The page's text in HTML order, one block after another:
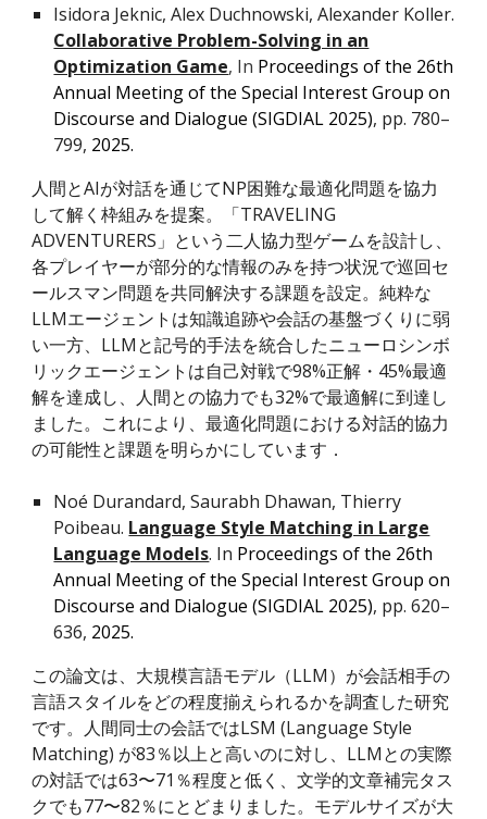
Isidora Jeknic, Alex Duchnowski, Alexander Koller.
Collaborative Problem-Solving in an
Optimization Game, In Proceedings of the 26th
Annual Meeting of the Special Interest Group on
Discourse and Dialogue (SIGDIAL 2025), pp. 780–
799, 2025.
人間とAIが対話を通じてNP困難な最適化問題を協力
して解く枠組みを提案。「TRAVELING
ADVENTURERS」という二人協力型ゲームを設計し、
各プレイヤーが部分的な情報のみを持つ状況で巡回セ
ールスマン問題を共同解決する課題を設定。純粋な
LLMエージェントは知識追跡や会話の基盤づくりに弱
い一方、LLMと記号的手法を統合したニューロシンボ
リックエージェントは自己対戦で98%正解・45%最適
解を達成し、人間との協力でも32%で最適解に到達し
ました。これにより、最適化問題における対話的協力
の可能性と課題を明らかにしています ．
Noé Durandard, Saurabh Dhawan, Thierry
Poibeau. Language Style Matching in Large
Language Models. In Proceedings of the 26th
Annual Meeting of the Special Interest Group on
Discourse and Dialogue (SIGDIAL 2025), pp. 620–
636, 2025.
この論文は、大規模言語モデル（LLM）が会話相手の
言語スタイルをどの程度揃えられるかを調査した研究
です。人間同士の会話ではLSM (Language Style
Matching) が83％以上と高いのに対し、LLMとの実際
の対話では63〜71％程度と低く、文学的文章補完タス
クでも77〜82％にとどまりました。モデルサイズが大